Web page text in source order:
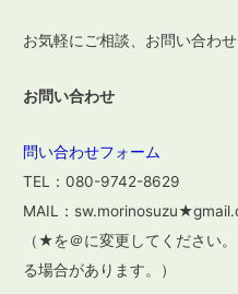
お気軽にご相談、お問い合わせ
お問い合わせ
問い合わせフォーム
TEL：080-9742-8629
MAIL：
（★を＠に変更してください
る場合があります。）